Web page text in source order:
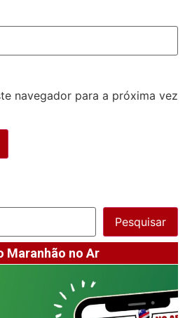
navegador para a próxima vez
Pesquisar
Maranhão no Ar